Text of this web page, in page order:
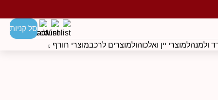
סל קניות
ולמנהלמוצרי יין ואלכוהולמוצרים לרכבמוצרי חורף